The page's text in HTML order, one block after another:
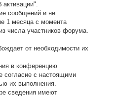
сообщений и не
1 месяца с момента
числа участников форума.
от необходимости их
в конференцию
согласие с настоящими
их выполнения.
сведения имеют